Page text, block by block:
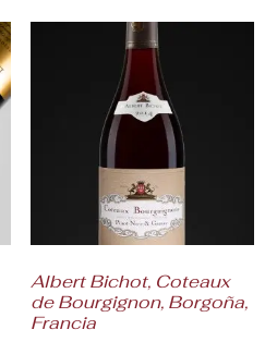
Albert Bichot, Coteaux
de Bourgignon, Borgoña,
Francia